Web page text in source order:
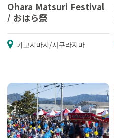
Ohara Matsuri Festival
/ おはら祭
가고시마시/사쿠라지마